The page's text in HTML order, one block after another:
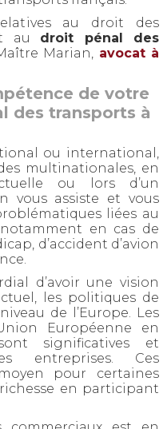
au droit des
au droit pénal des
Marian, avocat à
de votre
des transports à
ou international,
multinationales, en
ou lors d’un
vous assiste et vous
liées au
en cas de
d’accident d’avion
d’avoir une vision
les politiques de
de l’Europe. Les
Européenne en
significatives et
entreprises. Ces
pour certaines
en participant